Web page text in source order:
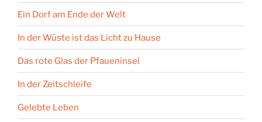
Ein Dorf am Ende der Welt
In der Wüste ist das Licht zu Hause
Das rote Glas der Pfaueninsel
In der Zeitschleife
Gelebte Leben